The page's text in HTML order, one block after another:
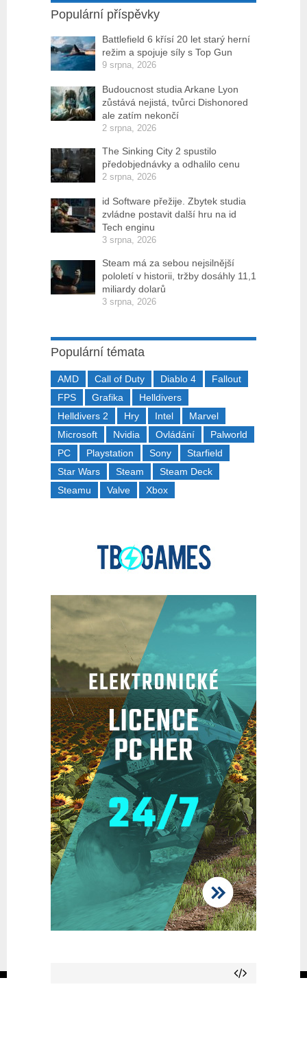
Populární příspěvky
Battlefield 6 křísí 20 let starý herní
režim a spojuje síly s Top Gun
9 srpna, 2026
Budoucnost studia Arkane Lyon
zůstává nejistá, tvůrci Dishonored
ale zatím nekončí
2 srpna, 2026
The Sinking City 2 spustilo
předobjednávky a odhalilo cenu
2 srpna, 2026
id Software přežije. Zbytek studia
zvládne postavit další hru na id
Tech enginu
3 srpna, 2026
Steam má za sebou nejsilnější
pololetí v historii, tržby dosáhly 11,1
miliardy dolarů
3 srpna, 2026
Populární témata
AMD Call of Duty Diablo 4
Fallout
FPS
Grafika
Helldivers
Helldivers 2
Hry Intel
Marvel
Microsoft
Nvidia Ovládání
Palworld
PC
Playstation Sony
Starfield
Star Wars
Steam
Steam Deck
Steamu
Valve Xbox